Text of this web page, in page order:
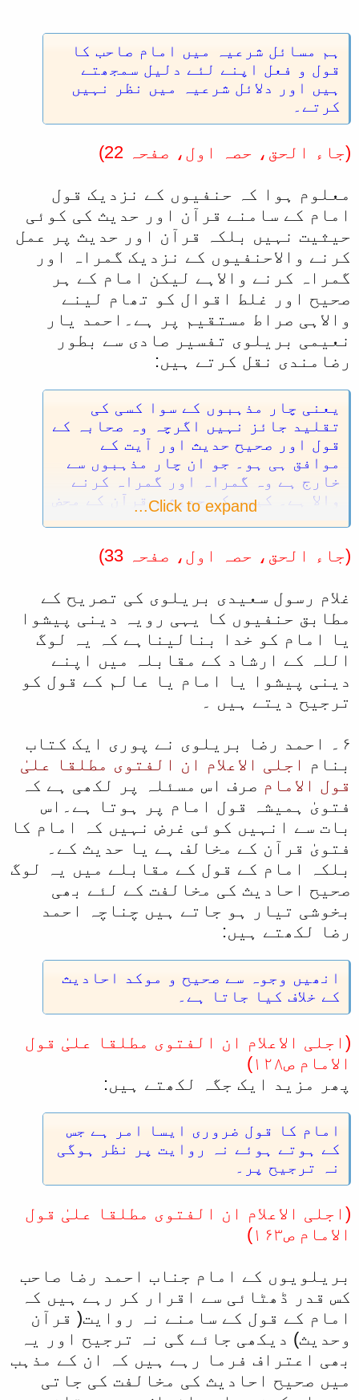
ہم مسائل شرعیہ میں امام صاحب کا
قول و فعل اپنے لئے دلیل سمجھتے
ہیں اور دلائل شرعیہ میں نظر نہیں
کرتے۔
(جاء الحق، حصہ اول، صفحہ 22)
معلوم ہوا کہ حنفیوں کے نزدیک قول
امام کے سامنے قرآن اور حدیث کی کوئی
حیثیت نہیں بلکہ قرآن اور حدیث پر عمل
کرنے والاحنفیوں کے نزدیک گمراہ اور
گمراہ کرنے والاہے لیکن امام کے ہر
صحیح اور غلط اقوال کو تھام لینے
والاہی صراط مستقیم پر ہے۔احمد یار
نعیمی بریلوی تفسیر صادی سے بطور
رضامندی نقل کرتے ہیں:
یعنی چار مذہبوں کے سوا کسی کی
تقلید جائز نہیں اگرچہ وہ صحابہ کے
قول اور صحیح حدیث اور آیت کے
موافق ہی ہو۔ جو ان چار مذہبوں سے
خارج ہے وہ گمراہ اور گمراہ کرنے
والا ہے۔ کیوں کہ حدیث و قرآن کے محض
ظاہری معنےٰ لینا کفر کی جڑ ہے۔
Click to expand...
(جاء الحق، حصہ اول، صفحہ 33)
غلام رسول سعیدی بریلوی کی تصریح کے
مطابق حنفیوں کا یہی رویہ دینی پیشوا
یا امام کو خدا بنالیناہے کہ یہ لوگ
اللہ کے ارشاد کے مقابلہ میں اپنے
دینی پیشوا یا امام یا عالم کے قول کو
ترجیح دیتے ہیں ۔
۶۔ احمد رضا بریلوی نے پوری ایک کتاب
بنام اجلی الاعلام ان الفتوی مطلقا علیٰ
قول الامام صرف اس مسئلہ پر لکھی ہے کہ
فتویٰ ہمیشہ قول امام پر ہوتا ہے۔اس
بات سے انہیں کوئی غرض نہیں کہ امام کا
فتویٰ قرآن کے مخالف ہے یا حدیث کے۔
بلکہ امام کے قول کے مقابلے میں یہ لوگ
صحیح احادیث کی مخالفت کے لئے بھی
بخوشی تیار ہو جاتے ہیں چناچہ احمد
رضا لکھتے ہیں:
انھیں وجوہ سے صحیح و موکد احادیث
کے خلاف کیا جاتا ہے۔
(اجلی الاعلام ان الفتوی مطلقا علیٰ قول
الامام ص۱۲۸)
پھر مزید ایک جگہ لکھتے ہیں:
امام کا قول ضروری ایسا امر ہے جس
کے ہوتے ہوئے نہ روایت پر نظر ہوگی
نہ ترجیح پر۔
(اجلی الاعلام ان الفتوی مطلقا علیٰ قول
الامام ص۱۶۳)
بریلویوں کے امام جناب احمد رضا صاحب
کس قدر ڈھٹائی سے اقرار کر رہے ہیں کہ
امام کے قول کے سامنے نہ روایت( قرآن
وحدیث) دیکھی جائے گی نہ ترجیح اور یہ
بھی اعتراف فرما رہے ہیں کہ ان کے مذہب
میں صحیح احادیث کی مخالفت کی جاتی